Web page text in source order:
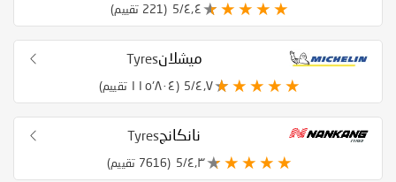
٤٫٤/5 (221 تقييم)
ميشلانTyres
٤٫٧/5 (١١٥٬٨٠٤ تقييم)
نانكانجTyres
٤٫٣/5 (7616 تقييم)